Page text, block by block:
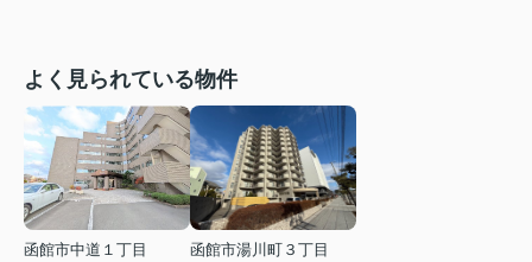
よく見られている物件
函館市中道１丁目
函館市湯川町３丁目